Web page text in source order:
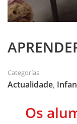
Categorías
Actualidade,
Os